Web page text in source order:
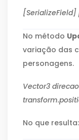
No método
variação das
personagens.
Vector3
No que